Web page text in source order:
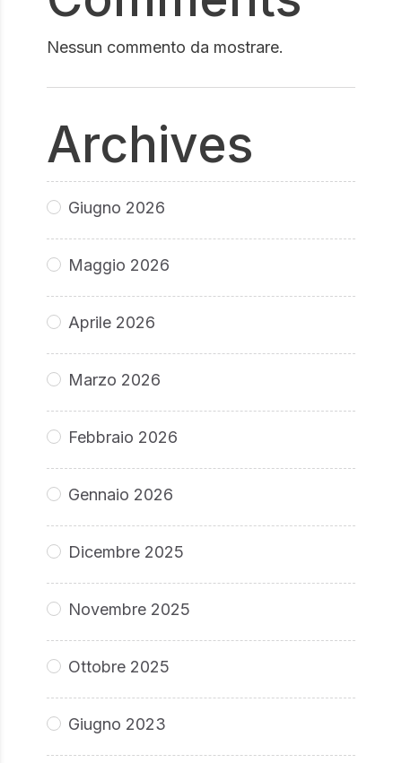
Nessun commento da mostrare.
Archives
Giugno 2026
Maggio 2026
Aprile 2026
Marzo 2026
Febbraio 2026
Gennaio 2026
Dicembre 2025
Novembre 2025
Ottobre 2025
Giugno 2023